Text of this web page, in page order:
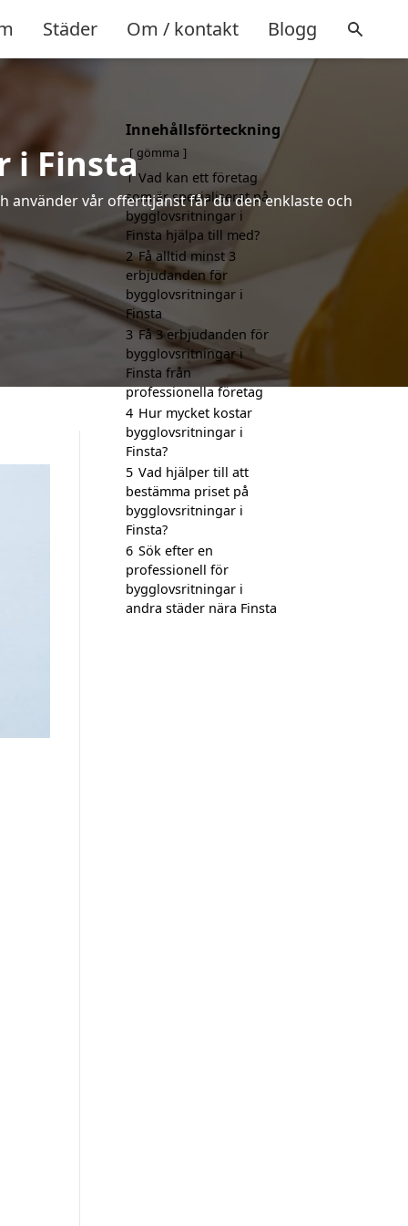
Städer Om / kontakt Blogg
i Finsta
använder vår offerttjänst får du den enklaste och
Innehållsförteckning
gömma
1 Vad kan ett företag
som är specialiserat på
bygglovsritningar i
Finsta hjälpa till med?
2 Få alltid minst 3
erbjudanden för
bygglovsritningar i
Finsta
3 Få 3 erbjudanden för
bygglovsritningar i
Finsta från
professionella företag
4 Hur mycket kostar
bygglovsritningar i
Finsta?
5 Vad hjälper till att
bestämma priset på
bygglovsritningar i
Finsta?
6 Sök efter en
professionell för
bygglovsritningar i
andra städer nära Finsta